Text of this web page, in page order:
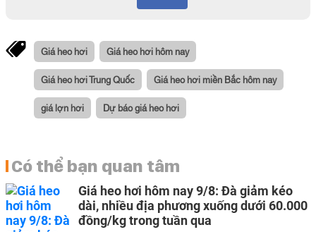
Giá heo hơi Giá heo hơi hôm nay
Giá heo hơi Trung Quốc Giá heo hơi miền Bắc hôm nay
giá lợn hơi Dự báo giá heo hơi
Có thể bạn quan tâm
Giá heo hơi hôm nay 9/8: Đà giảm kéo
dài, nhiều địa phương xuống dưới 60.000
đồng/kg trong tuần qua